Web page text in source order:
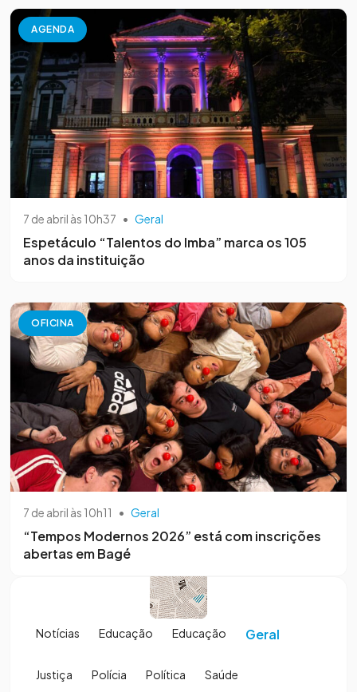
AGENDA
7 de abril às 10h37 • Geral
Espetáculo “Talentos do Imba” marca os 105
anos da instituição
OFICINA
7 de abril às 10h11 • Geral
“Tempos Modernos 2026” está com inscrições
abertas em Bagé
Notícias Educação Educação Geral
Justiça Polícia Política Saúde